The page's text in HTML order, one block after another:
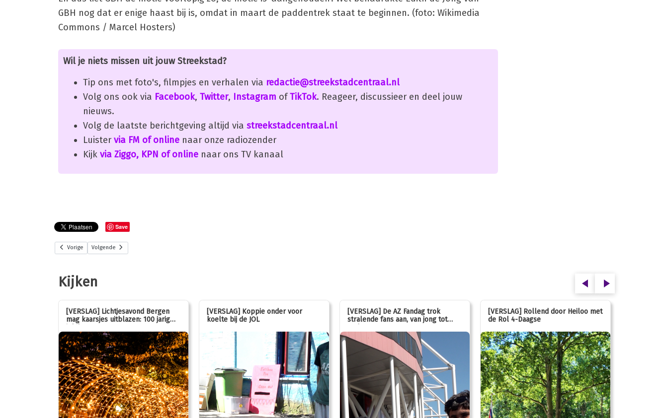
GBH nog dat er enige haast bij is, omdat in maart de paddentrek staat te beginnen. (foto: Wikimedia
Commons / Marcel Hosters)
Wil je niets missen uit jouw Streekstad?
Tip ons met foto's, filmpjes en verhalen via redactie@streekstadcentraal.nl
Volg ons ook via Facebook, Twitter, Instagram ofTikTok. Reageer, discussieer en deel jouw
nieuws.
Volg de laatste berichtgeving altijd via streekstadcentraal.nl
Luister via FM of online naar onze radiozender
Kijk via Ziggo, KPN of online naar ons TV kanaal
Save
Vorige Volgende
Kijken
[VERSLAG] Lichtjesavond Bergen
mag kaarsjes uitblazen: 100 jarig
[VERSLAG] Koppie onder voor
koelte bij de JOL
[VERSLAG] De AZ Fandag trok
stralende fans aan, van jong tot
[VERSLAG] Rollend door Heiloo met
de Rol 4-Daagse